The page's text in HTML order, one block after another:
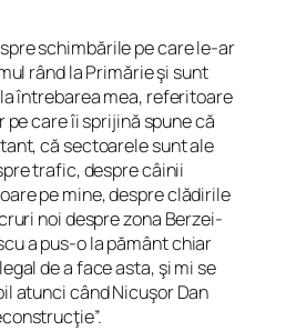
schimbările pe care le-ar
rând la Primărie şi sunt
întrebarea mea, referitoare
care îi sprijină spune că
că sectoarele sunt ale
trafic, despre câinii
pe mine, despre clădirile
noi despre zona Berzei-
a pus-o la pământ chiar
de a face asta, şi mi se
atunci când Nicuşor Dan